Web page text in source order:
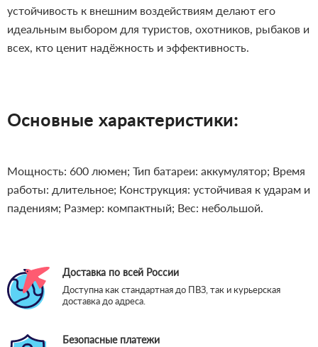
устойчивость к внешним воздействиям делают его
идеальным выбором для туристов, охотников, рыбаков и
всех, кто ценит надёжность и эффективность.
Основные характеристики:
Мощность: 600 люмен; Тип батареи: аккумулятор; Время
работы: длительное; Конструкция: устойчивая к ударам и
падениям; Размер: компактный; Вес: небольшой.
Доставка по всей России
Доступна как стандартная до ПВЗ, так и курьерская
доставка до адреса.
Безопасные платежи